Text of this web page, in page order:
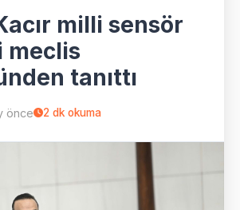
milli sensör
meclis
tanıttı
önce 2 dk okuma